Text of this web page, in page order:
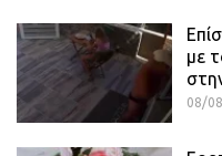
με
08/